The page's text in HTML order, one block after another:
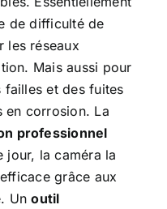
de difficulté de
les réseaux
Mais aussi pour
failles et des fuites
en corrosion. La
professionnel
jour, la caméra la
grâce aux
Unoutil